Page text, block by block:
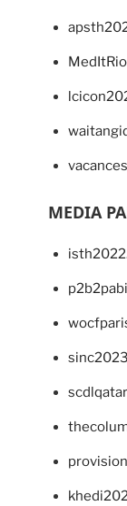
MEDIA